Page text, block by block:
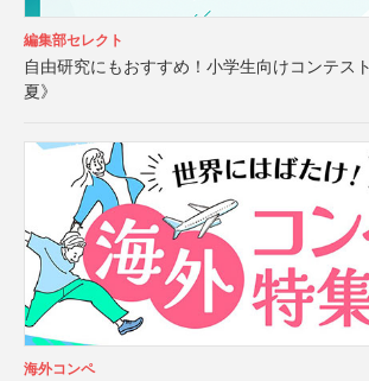
編集部セレクト
自由研究にもおすすめ！小学生向けコンテス
夏》
海外コンペ